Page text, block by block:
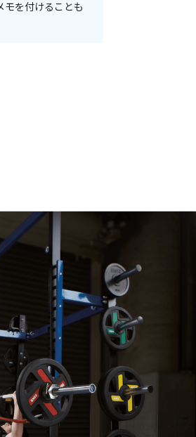
モを付けることも